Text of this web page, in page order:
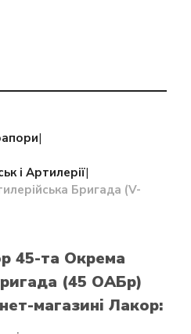
|
і Артилерії|
Бригада (V-
45-та Окрема
(45 ОАБр)
магазині Лакор: